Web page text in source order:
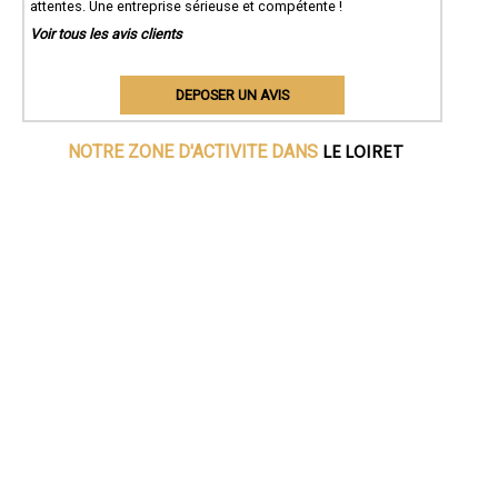
attentes. Une entreprise sérieuse et compétente !
Voir tous les avis clients
DEPOSER UN AVIS
NOTRE ZONE D'ACTIVITE DANS LE LOIRET